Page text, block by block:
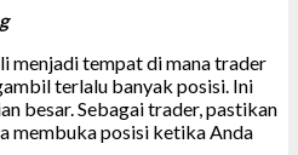
menjadi tempat di mana trader
terlalu banyak posisi. Ini
besar. Sebagai trader, pastikan
membuka posisi ketika Anda